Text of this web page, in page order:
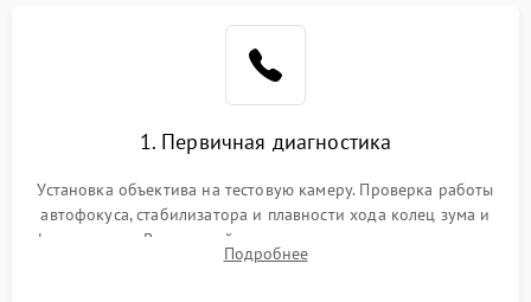
1. Первичная диагностика
Установка объектива на тестовую камеру. Проверка работы
автофокуса, стабилизатора и плавности хода колец зума и
фокусировки. Визуальный осмотр линз на наличие царапин,
грибка, пыли и оценка состояния контактов байонета.
Подробнее